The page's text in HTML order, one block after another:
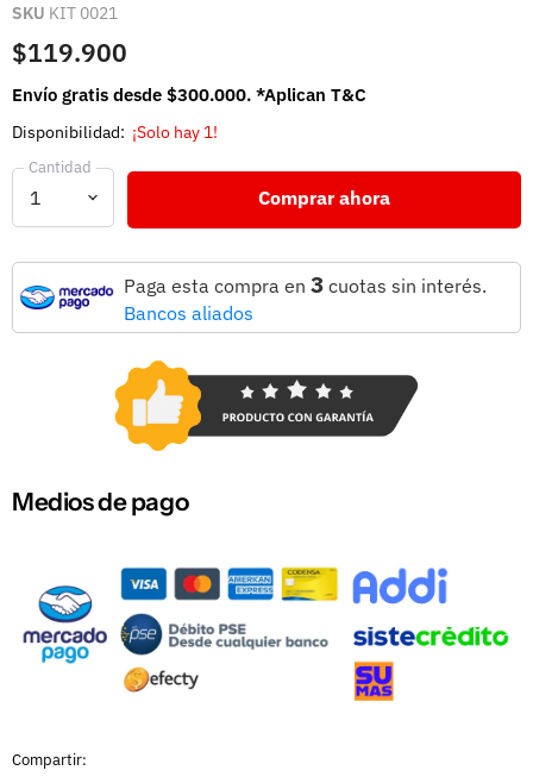
SKU KIT 0021
$119.900
Envío gratis desde $300.000. *Aplican T&C
Disponibilidad: ¡Solo hay 1!
Cantidad
Comprar ahora
Paga esta compra en 3 cuotas sin interés.
Bancos aliados
Medios de pago
Compartir: